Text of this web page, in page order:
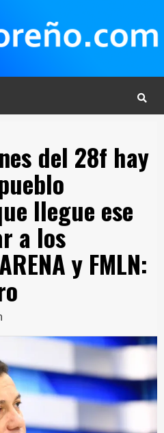
del 28f hay
llegue ese
a los
y FMLN: